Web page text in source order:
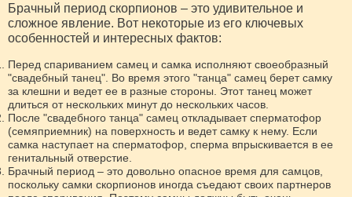
Брачный период скорпионов – это удивительное и
сложное явление. Вот некоторые из его ключевых
особенностей и интересных фактов:
Перед спариванием самец и самка исполняют своеобразный
"свадебный танец". Во время этого "танца" самец берет самку
за клешни и ведет ее в разные стороны. Этот танец может
длиться от нескольких минут до нескольких часов.
После "свадебного танца" самец откладывает сперматофор
(семяприемник) на поверхность и ведет самку к нему. Если
самка наступает на сперматофор, сперма впрыскивается в ее
генитальный отверстие.
Брачный период – это довольно опасное время для самцов,
поскольку самки скорпионов иногда съедают своих партнеров